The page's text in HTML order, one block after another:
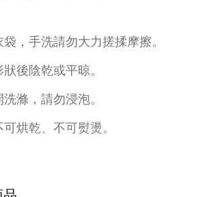
，手洗請勿大力搓揉摩擦。
後陰乾或平晾。
滌，請勿浸泡。
烘乾、不可熨燙。